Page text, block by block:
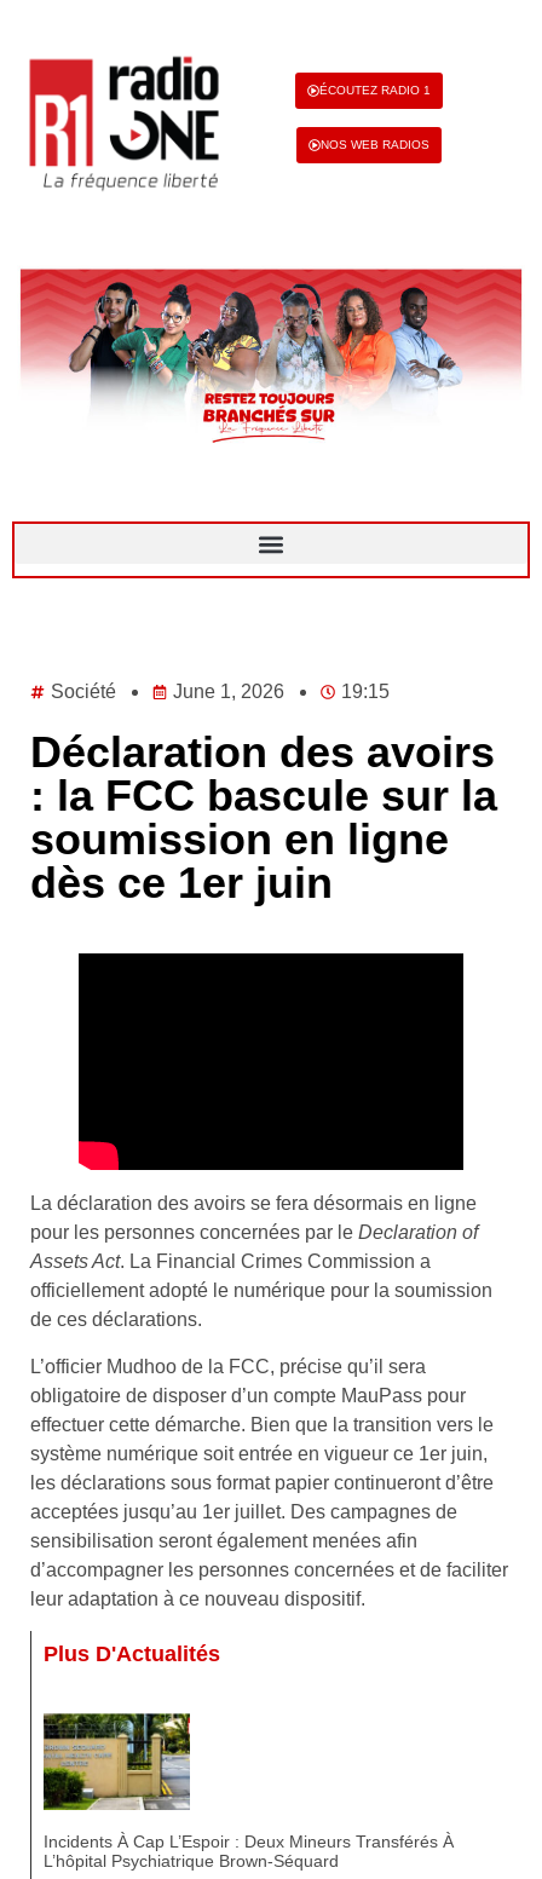
ÉCOUTEZ RADIO 1
NOS WEB RADIOS
Société June 1, 2026 19:15
Déclaration des avoirs
: la FCC bascule sur la
soumission en ligne
dès ce 1er juin
La déclaration des avoirs se fera désormais en ligne
pour les personnes concernées par le Declaration of
Assets Act. La Financial Crimes Commission a
officiellement adopté le numérique pour la soumission
de ces déclarations.
L’officier Mudhoo de la FCC, précise qu’il sera
obligatoire de disposer d’un compte MauPass pour
effectuer cette démarche. Bien que la transition vers le
système numérique soit entrée en vigueur ce 1er juin,
les déclarations sous format papier continueront d’être
acceptées jusqu’au 1er juillet. Des campagnes de
sensibilisation seront également menées afin
d’accompagner les personnes concernées et de faciliter
leur adaptation à ce nouveau dispositif.
Plus D'Actualités
Incidents À Cap L’Espoir : Deux Mineurs Transférés À
L’hôpital Psychiatrique Brown-Séquard